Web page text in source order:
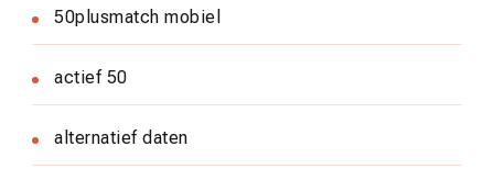
50plusmatch mobiel
actief 50
alternatief daten